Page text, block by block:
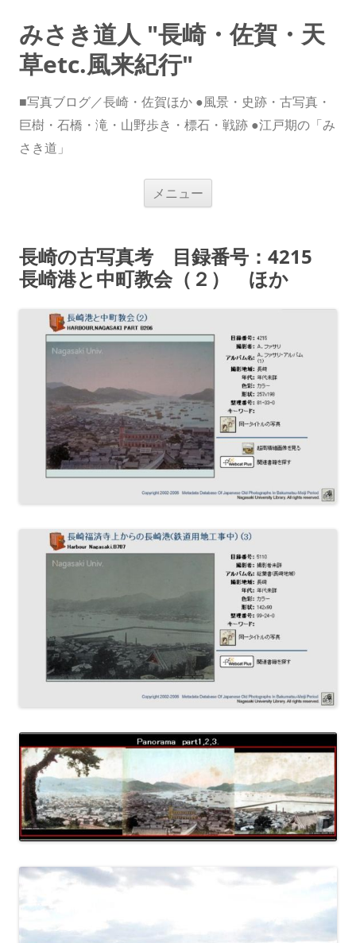
みさき道人 "長崎・佐賀・天
草etc.風来紀行"
■写真ブログ／長崎・佐賀ほか ●風景・史跡・古写真・
巨樹・石橋・滝・山野歩き・標石・戦跡 ●江戸期の「み
さき道」
メニュー
ス
キ
ッ
プ
長崎の古写真考 目録番号：4215
長崎港と中町教会（２） ほか